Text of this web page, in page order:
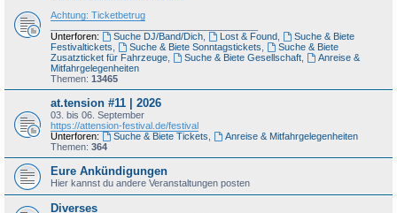
Achtung: Ticketbetrug
Unterforen:
Suche DJ/Band/Dich, Lost & Found,
Suche & Biete
Festivaltickets
Suche & Biete Sonntagstickets
Suche & Biete
Zusatzticket für Fahrzeuge
Suche & Biete Gesellschaft,
Anreise &
Mitfahrgelegenheiten
Themen: 13465
at.tension #11 | 2026
03. bis 06. September
https://attension-festival.de/festival
Unterforen:
Suche & Biete Tickets
Anreise & Mitfahrgelegenheiten
Themen: 364
Eure Ankündigungen
Hier kannst du andere Veranstaltungen posten
Diverses